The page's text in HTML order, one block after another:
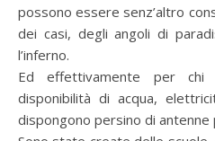
possono essere senz’altro
dei casi, degli angoli di
l’inferno.
Ed effettivamente per chi
disponibilità di acqua,
dispongono persino di antenne